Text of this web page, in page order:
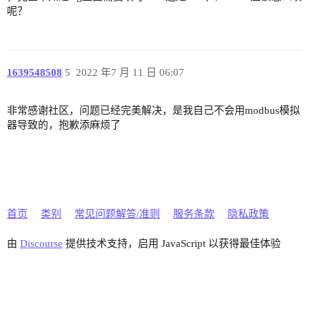
呢？
1639548508 2022 年7 月 11 日 06:07
5
非常感谢社区，问题已经完美解决，是我自己不会用modbus模拟
器导致的，抱歉添麻烦了
首页 类别 常见问题解答/准则 服务条款 隐私政策
由 Discourse 提供技术支持，启用 JavaScript 以获得最佳体验